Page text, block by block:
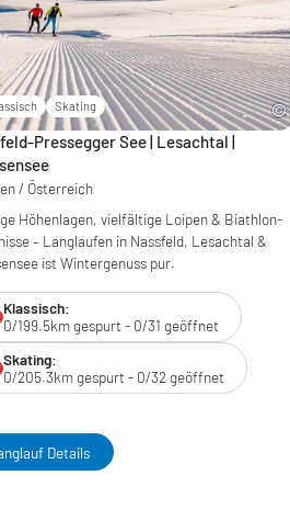
Skating
Pressegger See | Lesachtal |
/ Österreich
Höhenlagen, vielfältige Loipen & Biathlon-
– Langlaufen in Nassfeld, Lesachtal &
ist Wintergenuss pur.
Klassisch:
0/199.5km gespurt - 0/31 geöffnet
Skating:
0/205.3km gespurt - 0/32 geöffnet
Details